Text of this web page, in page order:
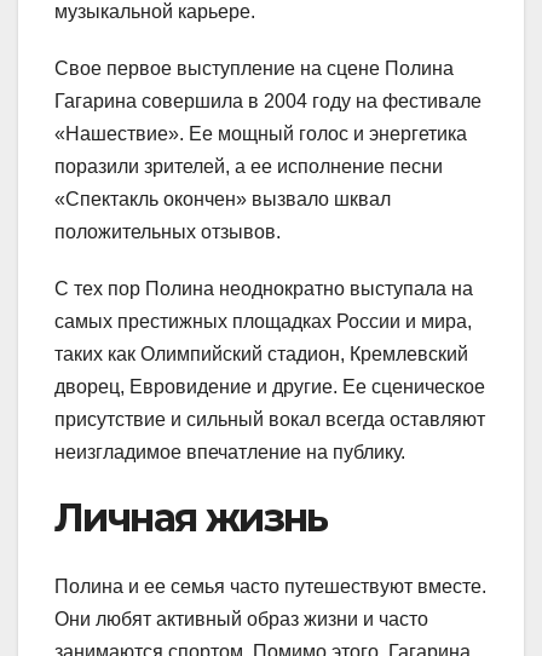
музыкальной карьере.
Свое первое выступление на сцене Полина
Гагарина совершила в 2004 году на фестивале
«Нашествие». Ее мощный голос и энергетика
поразили зрителей, а ее исполнение песни
«Спектакль окончен» вызвало шквал
положительных отзывов.
С тех пор Полина неоднократно выступала на
самых престижных площадках России и мира,
таких как Олимпийский стадион, Кремлевский
дворец, Евровидение и другие. Ее сценическое
присутствие и сильный вокал всегда оставляют
неизгладимое впечатление на публику.
Личная жизнь
Полина и ее семья часто путешествуют вместе.
Они любят активный образ жизни и часто
занимаются спортом. Помимо этого, Гагарина